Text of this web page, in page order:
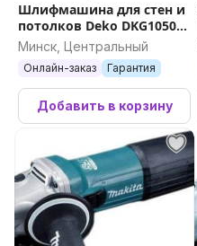
Шлифмашина для стен и
потолков Deko DKG1050
063-2208
Минск, Центральный
Онлайн-заказ Гарантия
Добавить в корзину